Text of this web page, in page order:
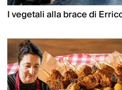
I vegetali alla brace di